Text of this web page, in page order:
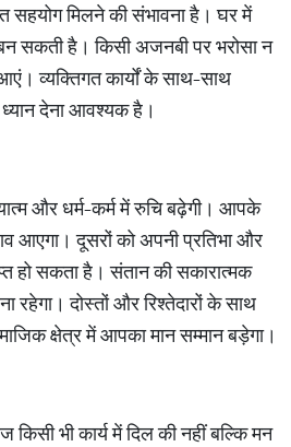
सहयोग मिलने की संभावना है। घर में
सकती है। किसी अजनबी पर भरोसा न
व्यक्तिगत कार्यों के साथ-साथ
ध्यान देना आवश्यक है।
और धर्म-कर्म में रुचि बढ़ेगी। आपके
आएगा। दूसरों को अपनी प्रतिभा और
हो सकता है। संतान की सकारात्मक
रहेगा। दोस्तों और रिश्तेदारों के साथ
क्षेत्र में आपका मान सम्मान बड़ेगा।
भी कार्य में दिल की नहीं बल्कि मन